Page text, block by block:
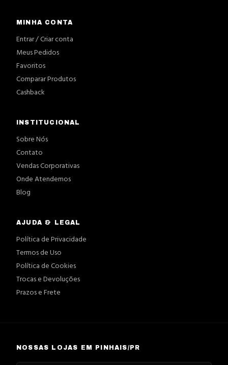
MINHA CONTA
Entrar / Criar conta
Meus Pedidos
Favoritos
Comparar Produtos
Cashback
INSTITUCIONAL
Sobre Nós
Contato
Vendas Corporativas
Onde Atendemos
Blog
AJUDA & LEGAL
Política de Privacidade
Termos de Uso
Política de Cookies
Trocas e Devoluções
Prazos e Frete
NOSSAS LOJAS EM PINHAIS/PR